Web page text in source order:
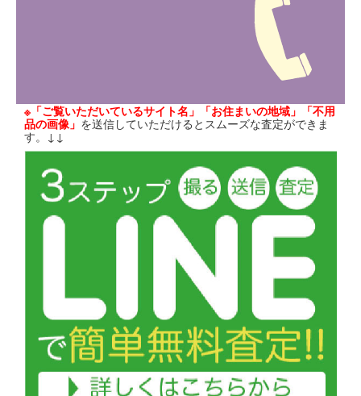
※「ご覧いただいているサイト名」「お住まいの地域」「不用
品の画像」 を送信していただけるとスムーズな査定ができま
す。↓↓